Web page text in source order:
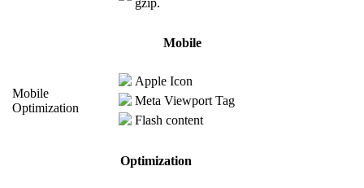
gzip.
Mobile
Mobile
Optimization
Apple Icon
Meta Viewport Tag
Flash content
Optimization